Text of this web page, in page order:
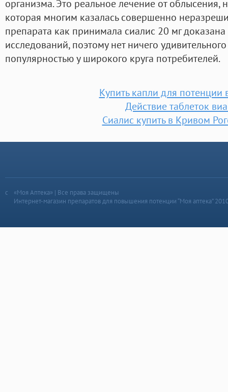
организма. Это реальное лечение от облысения,
которая многим казалась совершенно
препарата как принимала сиалис 20 мг
исследований, поэтому нет ничего
популярностью у широкого круга потребителей.
Купить капли для потенции
Действие таблеток
Сиалис купить в Кривом
«Моя Аптека» | Все права защищены
Интернет-магазин препаратов для повышения потенции “Моя аптека”